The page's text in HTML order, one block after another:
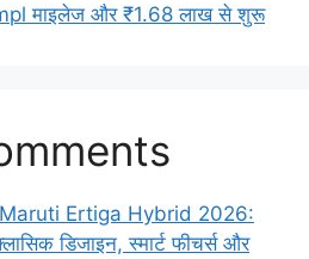
माइलेज और ₹1.68 लाख से शुरू
Maruti Ertiga Hybrid 2026:
डिजाइन, स्मार्ट फीचर्स और